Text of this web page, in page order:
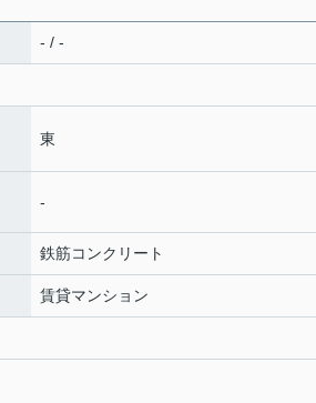
- / -
東
-
鉄筋コンクリート
賃貸マンション